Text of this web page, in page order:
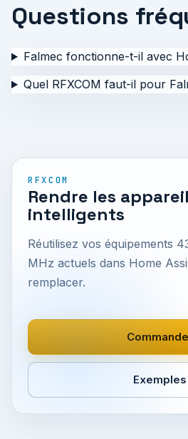
Questions
Falmec fonctionne-t-il avec
Quel RFXCOM faut-il pour
RFXCOM
Rendre les
intelligents
Réutilisez vos équipements
MHz actuels dans Home
remplacer.
Exemples